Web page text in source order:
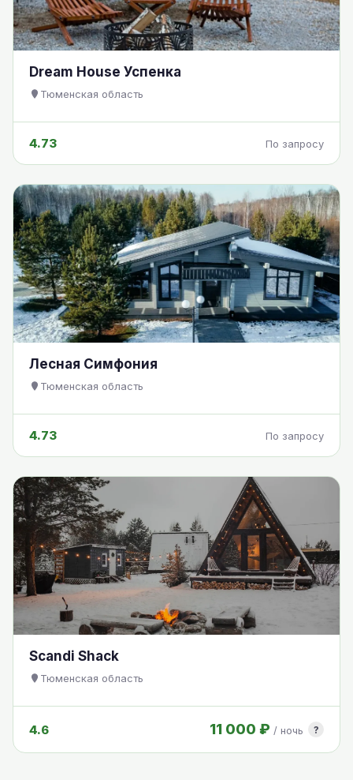
Dream House Успенка
Тюменская область
4.73 По запросу
Лесная Симфония
Тюменская область
4.73 По запросу
Scandi Shack
Тюменская область
4.6 11 000 ₽ / ночь ?